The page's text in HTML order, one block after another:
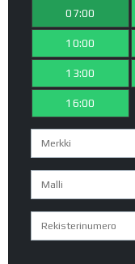
07:00
10:00
13:00
16:00